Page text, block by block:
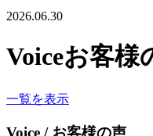
2026.06.30
Voiceお客様
一覧を表示
Voice / お客様の声